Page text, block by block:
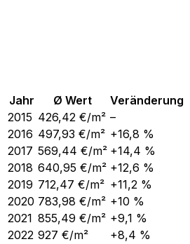
Jahr Ø Wert
Veränderung
2015 426,42 €/m² –
2016 497,93 €/m² +16,8 %
2017 569,44 €/m² +14,4 %
2018 640,95 €/m² +12,6 %
2019 712,47 €/m² +11,2 %
2020 783,98 €/m² +10 %
2021 855,49 €/m² +9,1 %
2022 927 €/m²
+8,4 %